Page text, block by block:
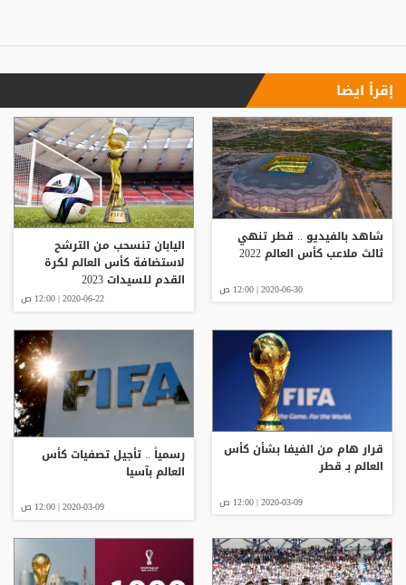
إقرأ ايضا
شاهد بالفيديو .. قطر تنهي
ثالث ملاعب كأس العالم 2022
2020-06-30 | 12:00 ص
اليابان تنسحب من الترشح
لاستضافة كأس العالم لكرة
القدم للسيدات 2023
2020-06-22 | 12:00 ص
قرار هام من الفيفا بشأن كأس
العالم بـ قطر
2020-03-09 | 12:00 ص
رسمياً .. تأجيل تصفيات كأس
العالم بآسيا
2020-03-09 | 12:00 ص